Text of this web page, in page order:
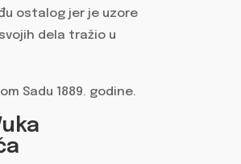
ostalog jer je uzore
dela tražio u
Sadu 1889. godine.